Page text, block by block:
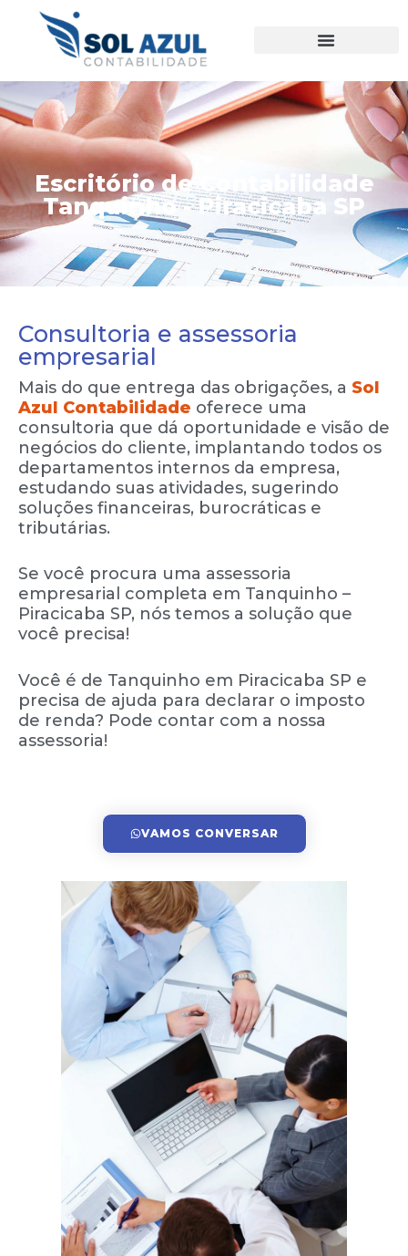
Escritório de Contabilidade
Tanquinho - Piracicaba SP
Consultoria e assessoria
empresarial
Mais do que entrega das obrigações, a Sol
Azul Contabilidade oferece uma
consultoria que dá oportunidade e visão de
negócios do cliente, implantando todos os
departamentos internos da empresa,
estudando suas atividades, sugerindo
soluções financeiras, burocráticas e
tributárias.
Se você procura uma assessoria
empresarial completa em Tanquinho –
Piracicaba SP, nós temos a solução que
você precisa!
Você é de Tanquinho em Piracicaba SP e
precisa de ajuda para declarar o imposto
de renda? Pode contar com a nossa
assessoria!
VAMOS CONVERSAR